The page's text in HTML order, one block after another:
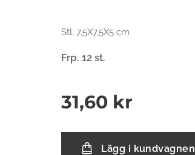
Stl. 7,5X7,5X5 cm
Frp. 12 st.
31,60 kr
Lägg i kundvagnen